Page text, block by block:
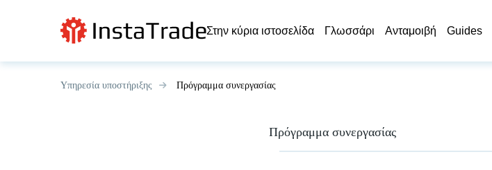
Στην κύρια ιστοσελίδα Γλωσσάρι Ανταμοιβή Guides
Υπηρεσία υποστήριξης Πρόγραμμα συνεργασίας
Πρόγραμμα συνεργασίας